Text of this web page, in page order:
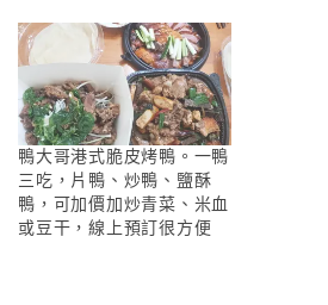
鴨大哥港式脆皮烤鴨。一鴨
三吃，片鴨、炒鴨、鹽酥
鴨，可加價加炒青菜、米血
或豆干，線上預訂很方便